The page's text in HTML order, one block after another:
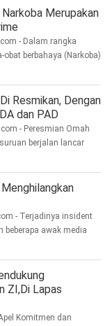
Merupakan
- Dalam rangka
berbahaya (Narkoba)
Resmikan, Dengan
dan PAD
- Peresmian Omah
berjalan lancar
- Terjadinya insident
beberapa awak media
ZI,Di Lapas
Komitmen dan